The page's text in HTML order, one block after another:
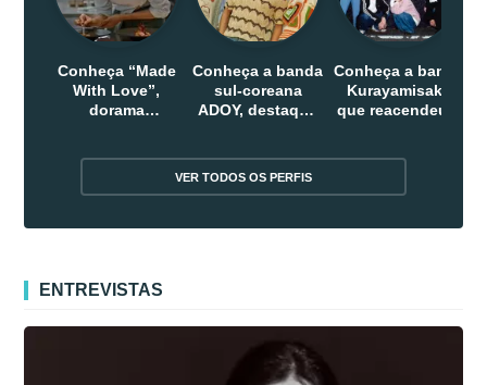
Conheça “Made
With Love”,
dorama
Conheça a banda
sul-coreana
ADOY, destaque
Conheça a banda
Kurayamisaka
que reacendeu o
VER TODOS OS PERFIS
ENTREVISTAS